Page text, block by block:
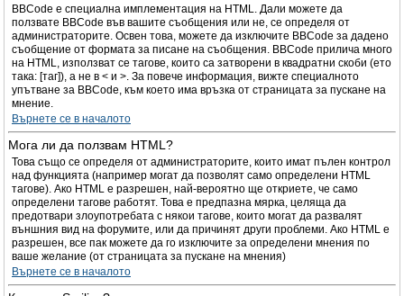
BBCode е специална имплементация на HTML. Дали можете да
ползвате BBCode във вашите съобщения или не, се определя от
администраторите. Освен това, можете да изключите BBCode за дадено
съобщение от формата за писане на съобщения. BBCode прилича много
на HTML, използват се тагове, които са затворени в квадратни скоби (ето
така: [таг]), а не в < и >. За повече информация, вижте специалното
упътване за BBCode, към което има връзка от страницата за пускане на
мнение.
Върнете се в началото
Мога ли да ползвам HTML?
Това също се определя от администраторите, които имат пълен контрол
над функцията (например могат да позволят само определени HTML
тагове). Ако HTML е разрешен, най-вероятно ще откриете, че само
определени тагове работят. Това е предпазна мярка, целяща да
предотвари злоупотребата с някои тагове, които могат да развалят
външния вид на форумите, или да причинят други проблеми. Ако HTML е
разрешен, все пак можете да го изключите за определени мнения по
ваше желание (от страницата за пускане на мнения)
Върнете се в началото